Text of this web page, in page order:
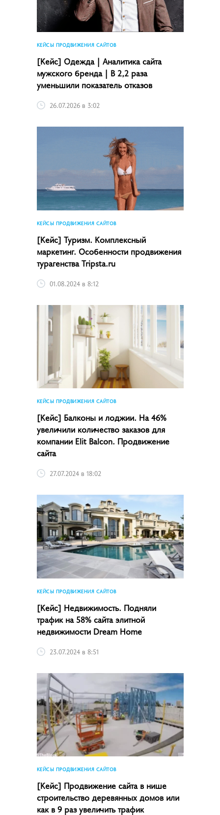
КЕЙСЫ ПРОДВИЖЕНИЯ САЙТОВ
[Кейс] Одежда | Аналитика сайта
мужского бренда | В 2,2 раза
уменьшили показатель отказов
26.07.2026 в 3:02
КЕЙСЫ ПРОДВИЖЕНИЯ САЙТОВ
[Кейс] Туризм. Комплексный
маркетинг. Особенности продвижения
турагенства Tripsta.ru
01.08.2024 в 8:12
КЕЙСЫ ПРОДВИЖЕНИЯ САЙТОВ
[Кейс] Балконы и лоджии. На 46%
увеличили количество заказов для
компании Elit Balcon. Продвижение
сайта
27.07.2024 в 18:02
КЕЙСЫ ПРОДВИЖЕНИЯ САЙТОВ
[Кейс] Недвижимость. Подняли
трафик на 58% сайта элитной
недвижимости Dream Home
23.07.2024 в 8:51
КЕЙСЫ ПРОДВИЖЕНИЯ САЙТОВ
[Кейс] Продвижение сайта в нише
строительство деревянных домов или
как в 9 раз увеличить трафик